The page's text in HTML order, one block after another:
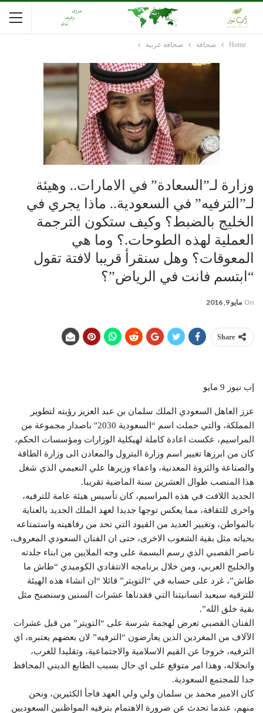
Home صحافة صحافة عربية
وزارة لـ”السعادة” في الامارات.. وهيئة
لـ”الترفيه” في السعودية.. ماذا يجري في
الخليج بالضبط؟ وكيف ستكون الترجمة
العملية لهذه الطوحات.؟ وما هي
المعوقات؟ وهل سنقرأ قريبا لافتة تقول
“ابتسم فانت في الرياض”؟
On مايو 9, 2016
Share
إب نيوز 9 مايو
عزز العاهل السعودي الملك سلمان بن عبد العزيز رؤيته لتطوير
المملكة، والتي حملت اسم “السعودية 2030″ باصدار مجموعة من
المراسيم، عكست اعادة كاملة لهيكلية الوزارات ومؤسسات الحكم،
كان من ابرزها تغيير اسم وزارة البترول والمعادن الى وزارة الطاقة
والصناعة والثروة المعدنية، واعفاء وزيرها علي النعيمي الذي شغل
هذا المنصب طوال العشرين سنة الماضية تقريبا.
الجديد اللافت في هذه المراسيم، كان تأسيس هيئة عامة للترفيه،
واخرى للثقافة، مما يعكس توجها جديدا لعهد الملك الجديد بالعناية
بالمواطن، وتغيير العديد من القيود التي تحد من رفاهيته واستمتاعه
بحياته مثل بقية الشعوب الاخرى، حتى ان الفنان السعودي المعروف،
ناصر القصبي الذي رسم البسمة على وجه الملايين من ابناء جلدته
والخليج العربي، ومن خلال برنامجه الانتقادي الكوميدي “طاش ما
طاش”، غرد على حسابه في “التويتر” قائلا “ان انشاء هذه الهيئة
للترفيه سيعيد انسانيتنا التي فقدناها عشرات السنين وسنصبح مثل
بقية خلق الله”.
الفنان القصبي تعرض لهجمة شرسة على “التويتر” من قبل عشرات
الآلاف من المغردين الذين يعارضون “الترفيه” لان بعضهم يعتبره، اي
الترفيه، خروجا عن القيم الاسلامية والاجتماعية، وتقليدا للغرب،
وانحلاله، وهذا امر متوقع على اي حال بسبب الطابع الديني المحافظ
جدا للمجتمع السعودية.
كان الامير محمد بن سلمان ولي ولي العهد فاجأ الكثيرين، ونحن
منهم، عندما تحدث عن ضرورة الاهتمام بترفيه المواطنين السعوديين